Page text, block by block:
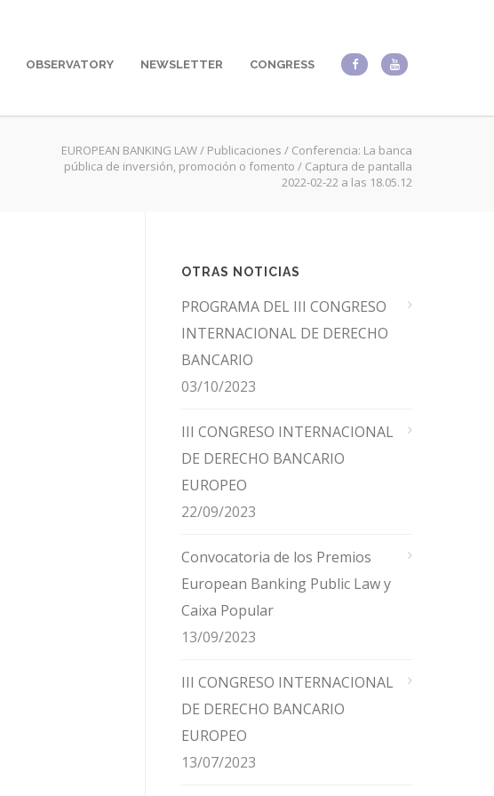
OBSERVATORY NEWSLETTER CONGRESS
EUROPEAN BANKING LAW/ Publicaciones / Conferencia: La banca
pública de inversión, promoción o fomento / Captura de pantalla
2022-02-22 a las 18.05.12
OTRAS NOTICIAS
PROGRAMA DEL III CONGRESO
INTERNACIONAL DE DERECHO
BANCARIO
03/10/2023
III CONGRESO INTERNACIONAL
DE DERECHO BANCARIO
EUROPEO
22/09/2023
Convocatoria de los Premios
European Banking Public Law y
Caixa Popular
13/09/2023
III CONGRESO INTERNACIONAL
DE DERECHO BANCARIO
EUROPEO
13/07/2023